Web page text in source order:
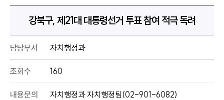
강북구, 제21대 대통령선거 투표 참여 적극 독려
담당부서 자치행정과
조회수 160
내용문의 자치행정과 자치행정팀(02-901-6082)